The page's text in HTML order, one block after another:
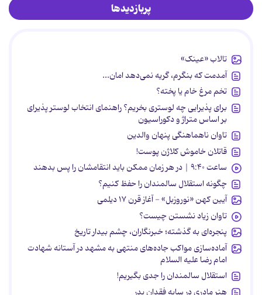
پربازدیدها
تالاب «عینک»
آمدمت که بنگرم، گریه نمی‌دهد امان...
تخم مرغ خام یا پخته؟
برای پذیرایی چه لوستری بخریم؟ راهنمای انتخاب لوستر پذیرای
بر اساس متراژ و دکوراسیون
تاوان ناهماهنگی پنهان والدین
قاتلان خاموش کلاژن پوست!
ساعت ۹:۴۰ | در هر زمان ممکن باید انتقامشان را پس بدهند
چگونه استقلال سالمندان را حفظ کنیم؟
آیین کهن «نوروزبل» - آغاز قرن ۱۷ دیلمی
تاوان زیاد نشستن چیست؟
پنجره‌ای به گذشته؛ خبرنگاران، چشم بیدار تاریخ
آماده‌سازی مواکب جاده‌های منتهی به مشهد در آستانه شهادت
امام رضا علیه السلام
استقلال سالمندان را جدی بگیریم!
هنر مادری در سایه‌ فقدان پدر